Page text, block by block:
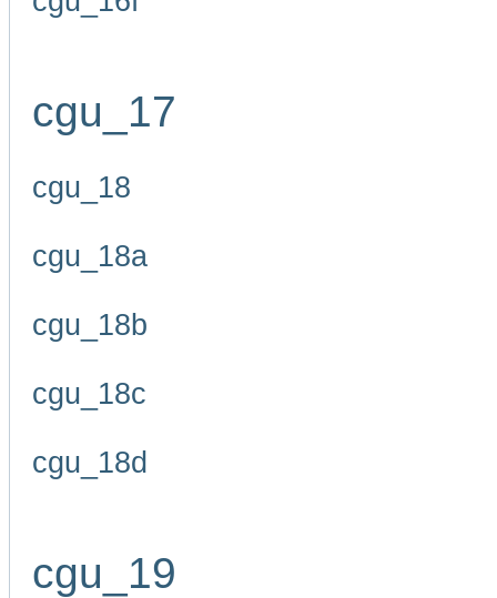
cgu_17
cgu_18
cgu_18a
cgu_18b
cgu_18c
cgu_18d
cgu_19